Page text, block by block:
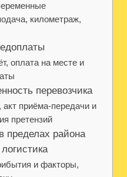
километраж,
оплата на месте и
перевозчика
акт приёма-передачи и
претензий
пределах района
и факторы,